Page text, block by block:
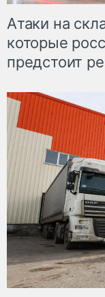
Атаки на
которые
предстоит